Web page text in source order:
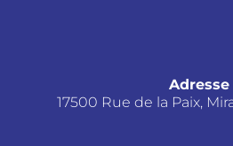
Adresse
17500 Rue de la Paix,